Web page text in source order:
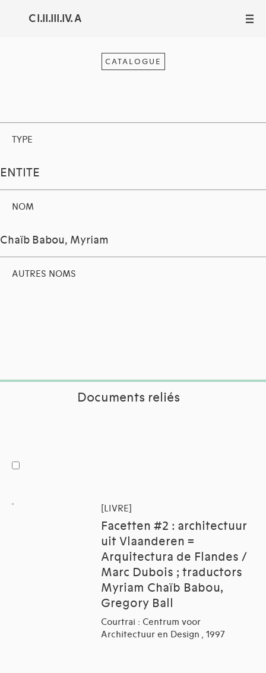
C I.II.III.IV. A III
CATALOGUE
TYPE
ENTITE
NOM
Chaïb Babou, Myriam
AUTRES NOMS
Documents reliés
[LIVRE]
Facetten #2 : architectuur
uit Vlaanderen =
Arquitectura de Flandes /
Marc Dubois ; traductors
Myriam Chaïb Babou,
Gregory Ball
Courtrai : Centrum voor
Architectuur en Design , 1997